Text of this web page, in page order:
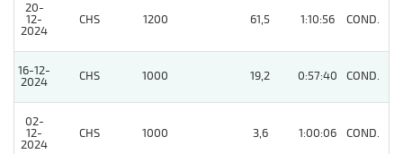
20-
12-
2024
CHS 1200 61,5 1:10:56 COND.
16-12-
2024
CHS 1000 19,2 0:57:40 COND.
02-
12-
2024
CHS 1000 3,6 1:00:06 COND.